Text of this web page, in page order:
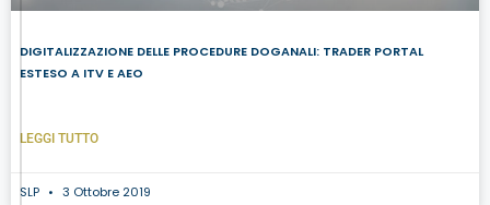
DIGITALIZZAZIONE DELLE PROCEDURE DOGANALI: TRADER PORTAL
ESTESO A ITV E AEO
LEGGI TUTTO
SLP 3 Ottobre 2019